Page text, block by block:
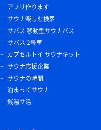
アプリ作ります
サウナ楽しむ検索
サバス 移動型サウナバス
サバス 2号車
カプセルトイ サウナキット
サウナ応援企業
サウナの時間
泊まってサウナ
銭湯サ活